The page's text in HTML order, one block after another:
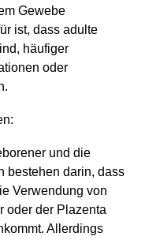
Gewebe
ist, dass adulte
häufiger
oder
und die
bestehen darin, dass
Verwendung von
oder der Plazenta
Allerdings